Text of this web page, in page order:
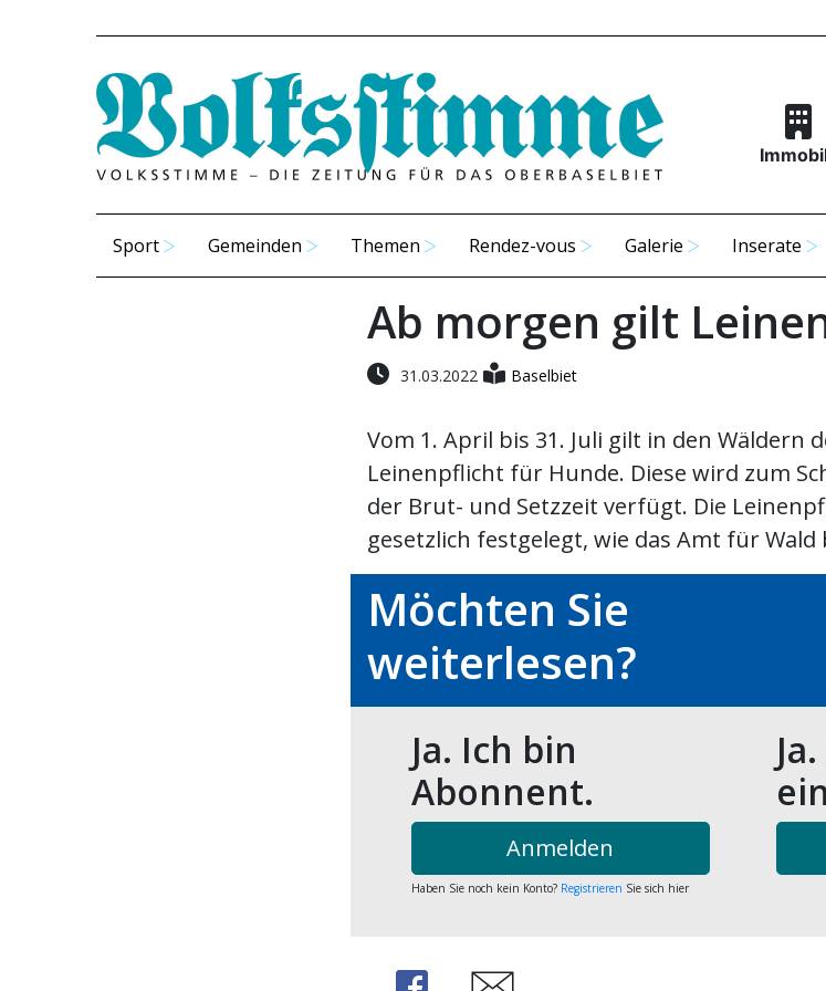
Sport Gemeinden Themen Rendez-vous Galerie Inserate
Ab morgen gilt
31.03.2022 Baselbiet
Vom 1. April bis 31. Juli gilt in den Wäldern
Leinenpflicht für Hunde. Diese wird zum
der Brut- und Setzzeit verfügt. Die
gesetzlich festgelegt, wie das Amt für Wald
Möchten Sie
weiterlesen?
Ja. Ich bin
Abonnent.
Anmelden
Haben Sie noch kein Konto?Registrieren Sie sich hier